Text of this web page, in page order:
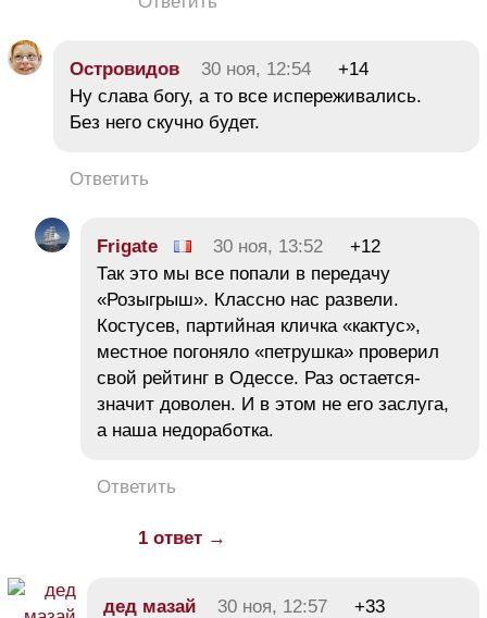
Островидов 30 ноя, 12:54
+14
Ну слава богу, а то все испереживались.
Без него скучно будет.
Ответить
Frigate 30 ноя, 13:52
+12
Так это мы все попали в передачу
«Розыгрыш». Классно нас развели.
Костусев, партийная кличка «кактус»,
местное погоняло «петрушка» проверил
свой рейтинг в Одессе. Раз остается-
значит доволен. И в этом не его заслуга,
а наша недоработка.
Ответить
1 ответ →
дед мазай 30 ноя, 12:57
+33